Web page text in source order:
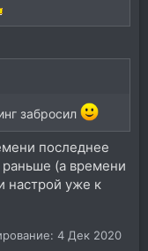
забросил
последнее
раньше (а времени
настрой уже к
4 Дек 2020